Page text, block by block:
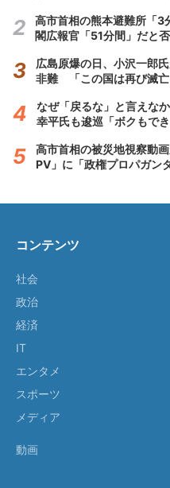
高市首相の熊本避難所「
閣広報官「51分間」だと
広島原爆の日、小沢一郎
非難 「この国は再び滅亡
なぜ「戻るな」と言えな
幸平氏も逡巡「ボクもで
高市首相の被災地視察動
PV」に「政権プロパガン
コンテンツ
社会
政治
経済
IT
エンタメ
スポーツ
メディア
動画